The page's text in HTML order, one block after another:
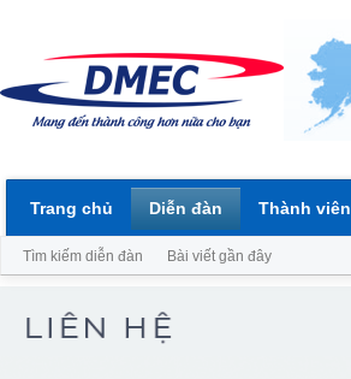
Trang chủ Diễn đàn
Tìm kiếm diễn đàn Bài viết gần đây
Thành viên